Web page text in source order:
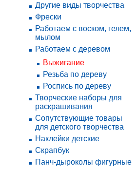
Другие виды творчества
Фрески
Работаем с воском, гелем,
мылом
Работаем с деревом
Выжигание
Резьба по дереву
Роспись по дереву
Творческие наборы для
раскрашивания
Сопутствующие товары
для детского творчества
Наклейки детские
Скрапбук
Панч-дыроколы фигурные